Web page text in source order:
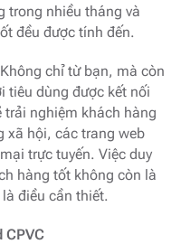
trong nhiều tháng và
đều được tính đến.
chỉ từ bạn, mà còn
tiêu dùng được kết nối
trải nghiệm khách hàng
xã hội, các trang web
trực tuyến. Việc duy
hàng tốt không còn là
điều cần thiết.
CPVC